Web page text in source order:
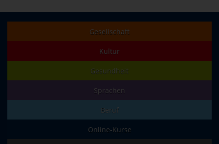
Gesellschaft
Kultur
Gesundheit
Sprachen
Beruf
Online-Kurse